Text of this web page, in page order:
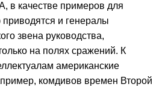
в качестве примеров для
и генералы
звена руководства,
на полях сражений. К
американские
комдивов времен Второй